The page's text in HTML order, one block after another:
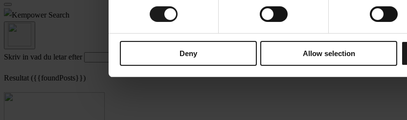
Deny Allow selection
Search
Skriv in vad du letar efter
Resultat ({{foundPosts}})